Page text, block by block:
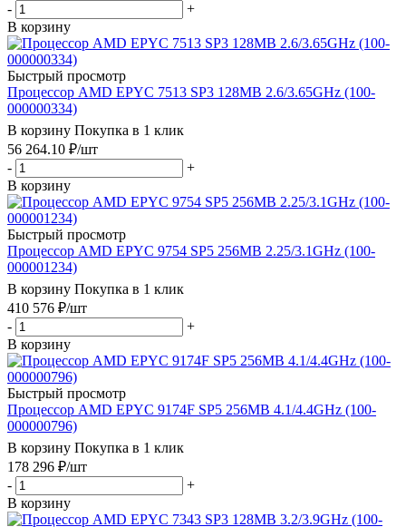
-
+
В корзину
Быстрый просмотр
Процессор AMD EPYC 7513 SP3 128MB 2.6/3.65GHz (100-
000000334)
В корзину Покупка в 1 клик
56 264.10 ₽/шт
-
+
В корзину
Быстрый просмотр
Процессор AMD EPYC 9754 SP5 256MB 2.25/3.1GHz (100-
000001234)
В корзину Покупка в 1 клик
410 576 ₽/шт
-
+
В корзину
Быстрый просмотр
Процессор AMD EPYC 9174F SP5 256MB 4.1/4.4GHz (100-
000000796)
В корзину Покупка в 1 клик
178 296 ₽/шт
-
+
В корзину